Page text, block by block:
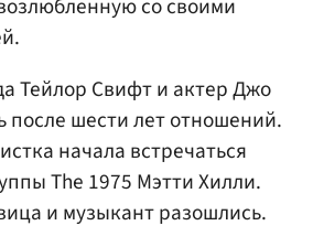
Тейлор Свифт и актер Джо
после шести лет отношений.
начала встречаться
The 1975 Мэтти Хилли.
и музыкант разошлись.